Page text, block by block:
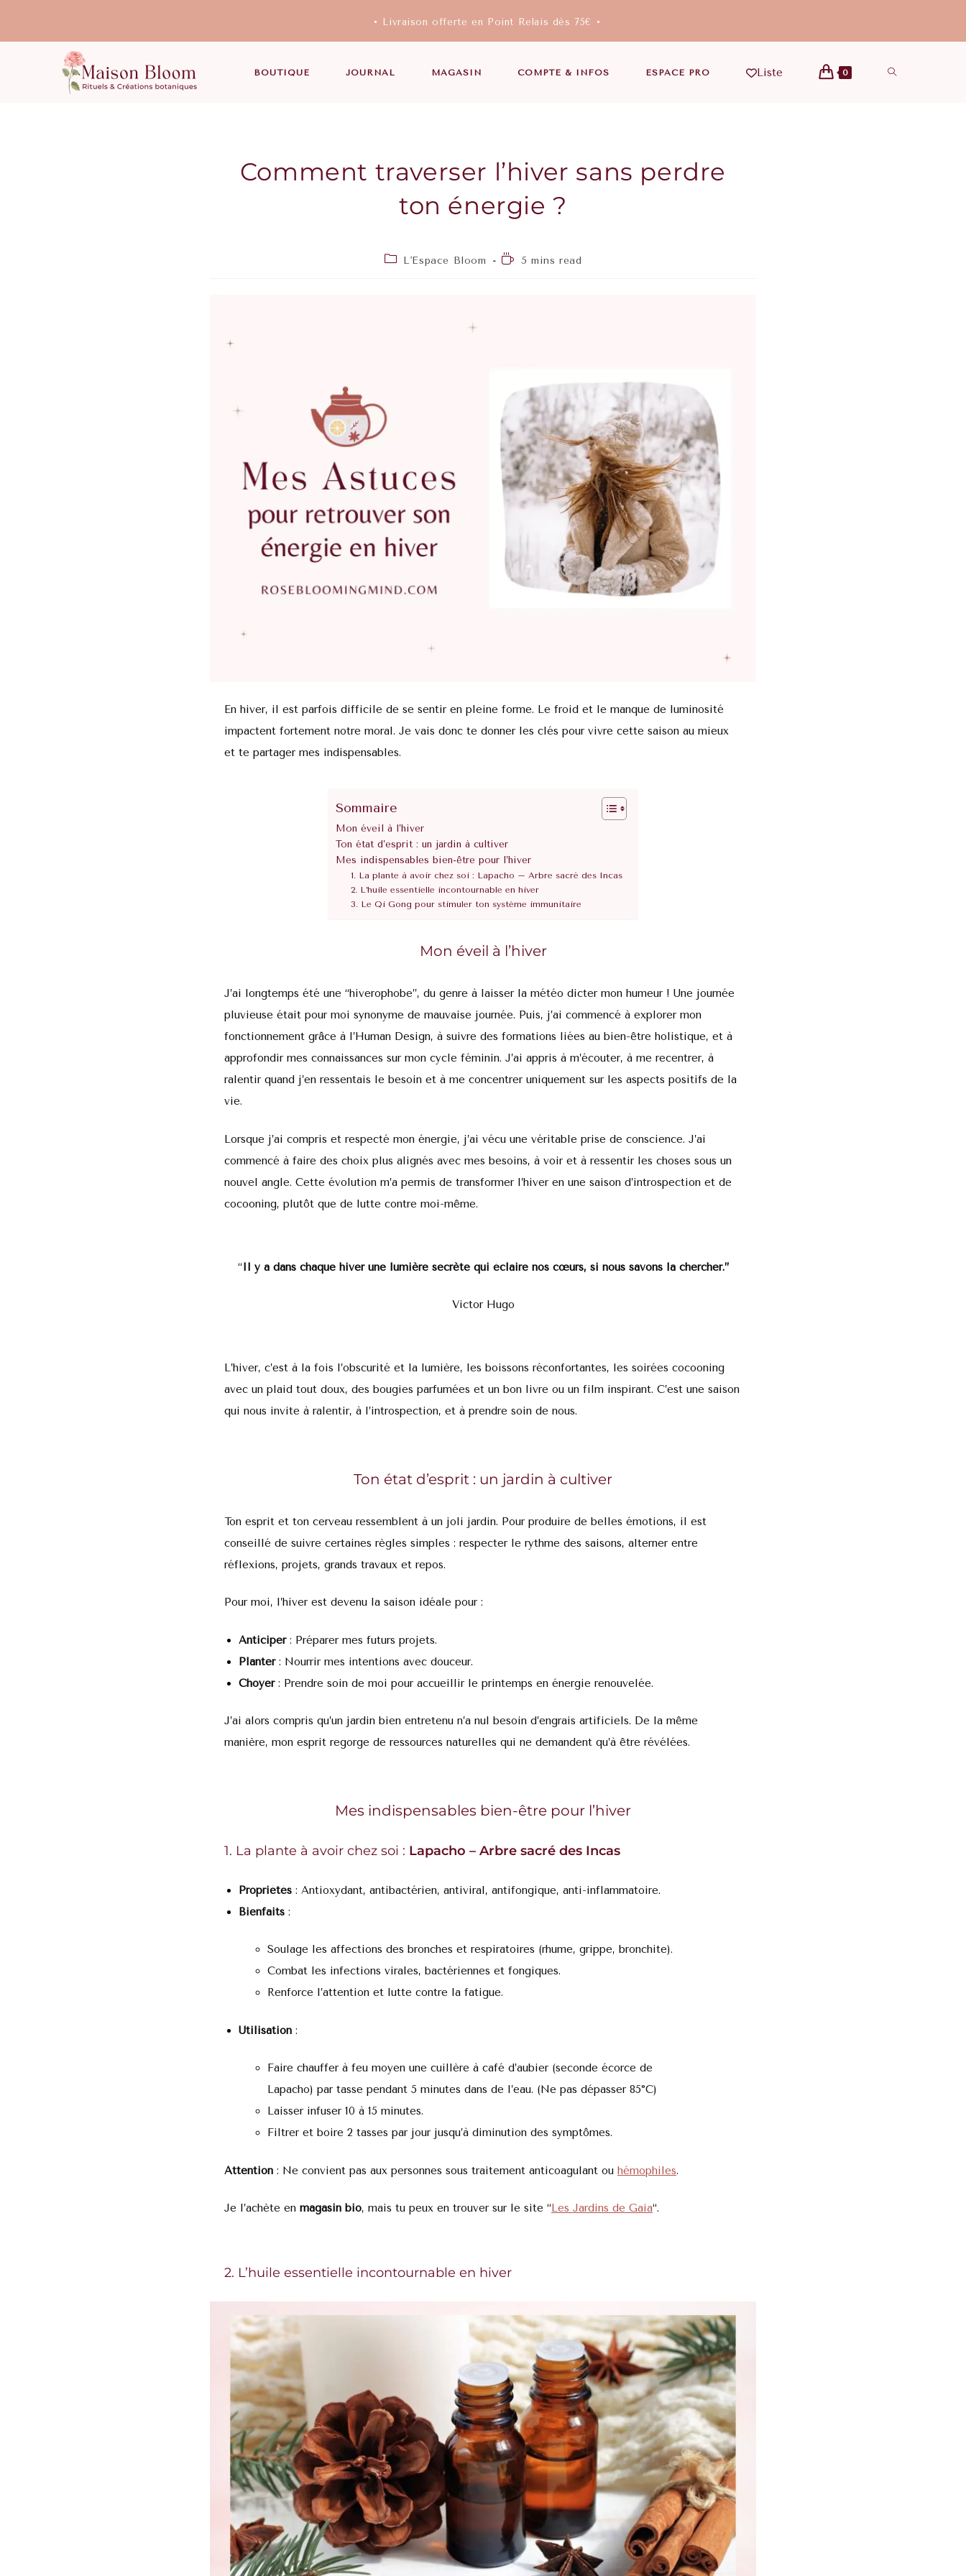
• Livraison offerte en Point Relais dès 75€ •
BOUTIQUE JOURNAL MAGASIN COMPTE & INFOS ESPACE PRO Liste 0
Comment traverser l’hiver sans perdre
ton énergie ?
L'Espace Bloom 5 mins read
En hiver, il est parfois difficile de se sentir en pleine forme. Le froid et le manque de luminosité
impactent fortement notre moral. Je vais donc te donner les clés pour vivre cette saison au mieux
et te partager mes indispensables.
Sommaire
Mon éveil à l’hiver
Ton état d’esprit : un jardin à cultiver
Mes indispensables bien-être pour l’hiver
1. La plante à avoir chez soi : Lapacho – Arbre sacré des Incas
2. L’huile essentielle incontournable en hiver
3. Le Qi Gong pour stimuler ton système immunitaire
Mon éveil à l’hiver
J’ai longtemps été une “hiverophobe”, du genre à laisser la météo dicter mon humeur ! Une journée
pluvieuse était pour moi synonyme de mauvaise journée. Puis, j’ai commencé à explorer mon
fonctionnement grâce à l’Human Design, à suivre des formations liées au bien-être holistique, et à
approfondir mes connaissances sur mon cycle féminin. J’ai appris à m’écouter, à me recentrer, à
ralentir quand j’en ressentais le besoin et à me concentrer uniquement sur les aspects positifs de la
vie.
Lorsque j’ai compris et respecté mon énergie, j’ai vécu une véritable prise de conscience. J’ai
commencé à faire des choix plus alignés avec mes besoins, à voir et à ressentir les choses sous un
nouvel angle. Cette évolution m’a permis de transformer l’hiver en une saison d’introspection et de
cocooning, plutôt que de lutte contre moi-même.
“Il y a dans chaque hiver une lumière secrète qui éclaire nos cœurs, si nous savons la chercher.”
Victor Hugo
L’hiver, c’est à la fois l’obscurité et la lumière, les boissons réconfortantes, les soirées cocooning
avec un plaid tout doux, des bougies parfumées et un bon livre ou un film inspirant. C’est une saison
qui nous invite à ralentir, à l’introspection, et à prendre soin de nous.
Ton état d’esprit : un jardin à cultiver
Ton esprit et ton cerveau ressemblent à un joli jardin. Pour produire de belles émotions, il est
conseillé de suivre certaines règles simples : respecter le rythme des saisons, alterner entre
réflexions, projets, grands travaux et repos.
Pour moi, l’hiver est devenu la saison idéale pour :
Anticiper: Préparer mes futurs projets.
Planter: Nourrir mes intentions avec douceur.
Choyer: Prendre soin de moi pour accueillir le printemps en énergie renouvelée.
J’ai alors compris qu’un jardin bien entretenu n’a nul besoin d’engrais artificiels. De la même
manière, mon esprit regorge de ressources naturelles qui ne demandent qu’à être révélées.
Mes indispensables bien-être pour l’hiver
1. La plante à avoir chez soi : Lapacho – Arbre sacré des Incas
Propriétés : Antioxydant, antibactérien, antiviral, antifongique, anti-inflammatoire.
Bienfaits :
Soulage les affections des bronches et respiratoires (rhume, grippe, bronchite).
Combat les infections virales, bactériennes et fongiques.
Renforce l’attention et lutte contre la fatigue.
Utilisation :
Faire chauffer à feu moyen une cuillère à café d’aubier (seconde écorce de
Lapacho) par tasse pendant 5 minutes dans de l’eau. (Ne pas dépasser 85°C)
Laisser infuser 10 à 15 minutes.
Filtrer et boire 2 tasses par jour jusqu’à diminution des symptômes.
Attention : Ne convient pas aux personnes sous traitement anticoagulant ou hémophiles.
Je l’achète en magasin bio, mais tu peux en trouver sur le site “ Les Jardins de Gaia“.
2. L’huile essentielle incontournable en hiver